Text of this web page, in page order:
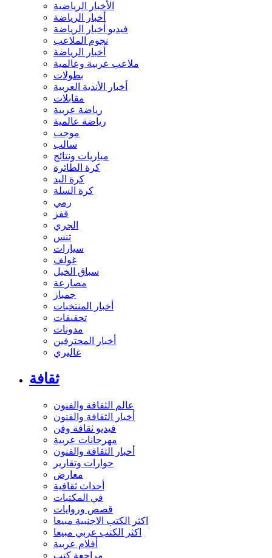
الأخبار الرياضية
أخبار الرياضة
فيديو أخبار الرياضة
نجوم الملاعب
أخبار الرياضة
ملاعب عربية وعالمية
بطولات
أخبار الأندية العربية
مقابلات
رياضة عربية
رياضة عالمية
موجب
سالب
مباريات ونتائج
كرة الطائرة
كرة اليد
كرة السلة
رمي
قفز
الجري
تنس
سيارات
غولف
سباق الخيل
مصارعة
جمباز
أخبار المنتخبات
تحقيقات
مدونات
أخبار المحترفين
غاليري
ثقافة
عالم الثقافة والفنون
أخبار الثقافة والفنون
فيديو ثقافة وفن
مهرجانات عربية
أخبار الثقافة والفنون
حوارات وتقارير
معارض
أحداث ثقافية
في المكتبات
قصص وروايات
اكثر الكتب الاجنبية مبيعا
اكثر الكتب عربي مبيعا
أفلام عربية
مراجعة كتب